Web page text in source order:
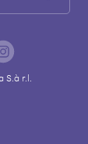
S.à r.l.